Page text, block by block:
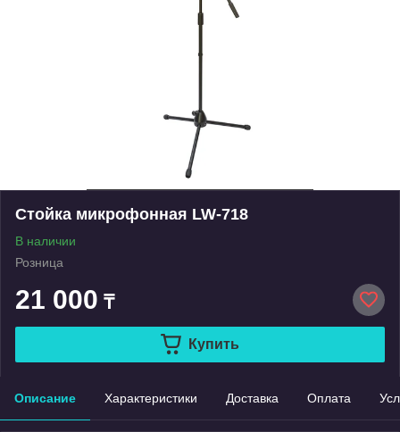
Стойка микрофонная LW-718
В наличии
Розница
21 000 ₸
Купить
Описание Характеристики Доставка Оплата